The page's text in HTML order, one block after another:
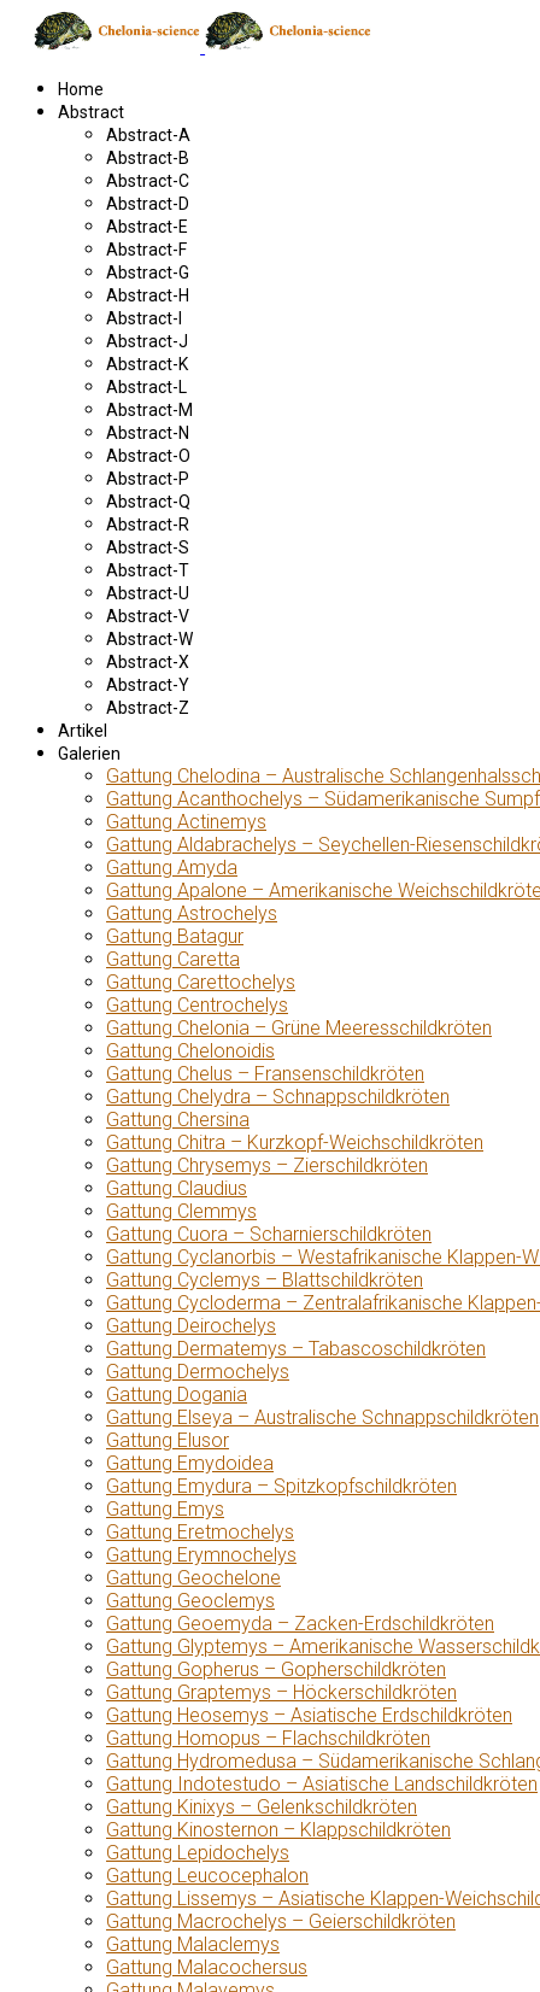
Home
Abstract
Abstract-A
Abstract-B
Abstract-C
Abstract-D
Abstract-E
Abstract-F
Abstract-G
Abstract-H
Abstract-I
Abstract-J
Abstract-K
Abstract-L
Abstract-M
Abstract-N
Abstract-O
Abstract-P
Abstract-Q
Abstract-R
Abstract-S
Abstract-T
Abstract-U
Abstract-V
Abstract-W
Abstract-X
Abstract-Y
Abstract-Z
Artikel
Galerien
Gattung Chelodina – Australische
Gattung Acanthochelys – Südamerikanische
Gattung Actinemys
Gattung Aldabrachelys – Seychellen-
Gattung Amyda
Gattung Apalone – Amerikanische
Gattung Astrochelys
Gattung Batagur
Gattung Caretta
Gattung Carettochelys
Gattung Centrochelys
Gattung Chelonia – Grüne Meeresschildkröten
Gattung Chelonoidis
Gattung Chelus – Fransenschildkröten
Gattung Chelydra – Schnappschildkröten
Gattung Chersina
Gattung Chitra – Kurzkopf-Weichschildkröten
Gattung Chrysemys – Zierschildkröten
Gattung Claudius
Gattung Clemmys
Gattung Cuora – Scharnierschildkröten
Gattung Cyclanorbis – Westafrikanische Klappen-
Gattung Cyclemys – Blattschildkröten
Gattung Cycloderma – Zentralafrikanische
Gattung Deirochelys
Gattung Dermatemys – Tabascoschildkröten
Gattung Dermochelys
Gattung Dogania
Gattung Elseya – Australische Schnappschildkröten
Gattung Elusor
Gattung Emydoidea
Gattung Emydura – Spitzkopfschildkröten
Gattung Emys
Gattung Eretmochelys
Gattung Erymnochelys
Gattung Geochelone
Gattung Geoclemys
Gattung Geoemyda – Zacken-Erdschildkröten
Gattung Glyptemys – Amerikanische
Gattung Gopherus – Gopherschildkröten
Gattung Graptemys – Höckerschildkröten
Gattung Heosemys – Asiatische Erdschildkröten
Gattung Homopus – Flachschildkröten
Gattung Hydromedusa – Südamerikanische
Gattung Indotestudo – Asiatische Landschildkröten
Gattung Kinixys – Gelenkschildkröten
Gattung Kinosternon – Klappschildkröten
Gattung Lepidochelys
Gattung Leucocephalon
Gattung Lissemys – Asiatische Klappen-
Gattung Macrochelys – Geierschildkröten
Gattung Malaclemys
Gattung Malacochersus